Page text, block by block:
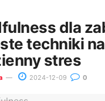
dla
techniki na
stres
2024-12-09 0